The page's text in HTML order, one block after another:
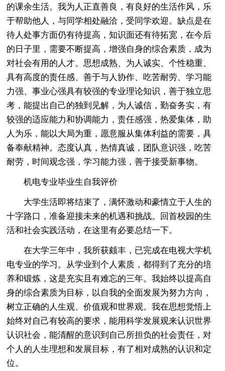
的课余生活。我为人正直善良，有良好的生活作风，乐
于帮助他人，与同学相处融洽，受同学欢迎。缺点是在
待人处事方面仍有待提高，知识面还有待拓宽，在今后
的日子里，需要不断提高，增强自身的综合素质，成为
对社会有用的人才。思想成熟、为人诚实、个性稳重、
具有高度的责任感、善于与人协作、吃苦耐劳、学习能
力强、事业心强具有较强的专业理论知识，善于独立思
考，能提出自己的独到见解，为人诚信，勤奋务实，有
较强的适应能力和协调能力，责任感强，热爱集体，助
人为乐，能以大局为重，愿意服从集体利益的需要，具
备奉献精神。态度认真，热情真诚，团队意识强，吃苦
耐劳，时间观念强，学习能力强，善于接受新事物。
机电专业毕业生自我评价
大学生活即将结束了，满怀激动和豪情立于人生的
十字路口，准备迎接未来的机遇和挑战。回首校园的生
活和社会实践活动，在这里有必要总结一下。
在大学三年中，我所获颇丰，已完成在电视大学机
电专业的学习。从学业到个人素质，都得到了充分的培
养和锻炼，这是充实且有难忘的三年。我始终以提高自
身的综合素质为目标，以自我的全面发展为努力方向，
树立正确的人生观、价值观和世界观。我在思想觉悟上
始终对自己有较高的要求，能用科学发展观来认识世界
认识社会，能清醒的意识到自己所担负的社会责任，对
个人的人生理想和发展目标，有了相对成熟的认识和定
位。